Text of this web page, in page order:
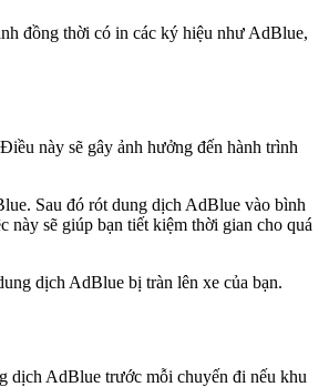
đồng thời có in các ký hiệu như AdBlue,
này sẽ gây ảnh hưởng đến hành trình
Sau đó rót dung dịch AdBlue vào bình
sẽ giúp bạn tiết kiệm thời gian cho quá
dịch AdBlue bị tràn lên xe của bạn.
dịch AdBlue trước mỗi chuyến đi nếu khu